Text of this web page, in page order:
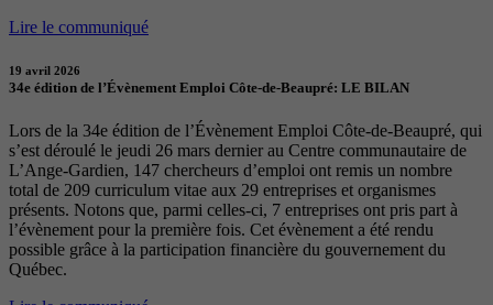
Lire le communiqué
19 avril 2026
34e édition de l’Évènement Emploi Côte-de-Beaupré: LE BILAN
Lors de la 34e édition de l’Évènement Emploi Côte-de-Beaupré, qui
s’est déroulé le jeudi 26 mars dernier au Centre communautaire de
L’Ange-Gardien, 147 chercheurs d’emploi ont remis un nombre
total de 209 curriculum vitae aux 29 entreprises et organismes
présents. Notons que, parmi celles-ci, 7 entreprises ont pris part à
l’évènement pour la première fois. Cet évènement a été rendu
possible grâce à la participation financière du gouvernement du
Québec.